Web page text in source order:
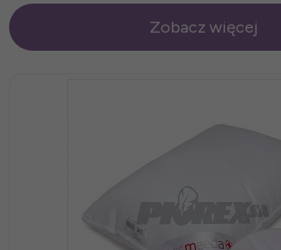
Zobacz więcej